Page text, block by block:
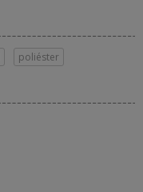
poliéster